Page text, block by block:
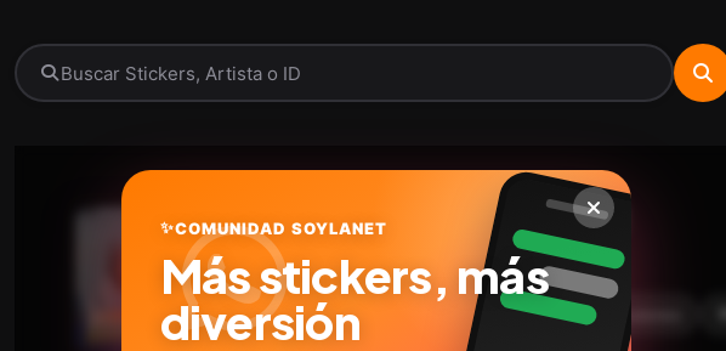
Apaga la vela 🗣️👵🏻🕯️
@geysioystickers
19stickers Personas Expresiones
✨COMUNIDAD SOYLANET
Más stickers, más
diversión